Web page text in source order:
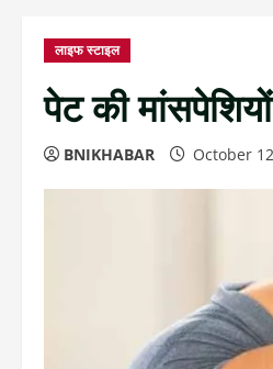
लाइफ स्टाइल
पेट की
BNIKHABAR October